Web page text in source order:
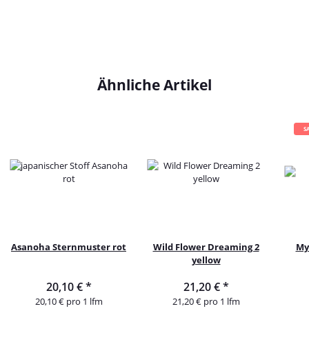
Ähnliche Artikel
Asanoha Sternmuster rot
20,10 €*
20,10 € pro 1 lfm
Wild Flower Dreaming 2
yellow
21,20 €*
21,20 € pro 1 lfm